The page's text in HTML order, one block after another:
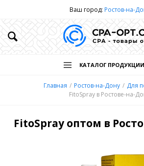
Ваш город: Ростов-на-
КАТАЛОГ ПРОДУКЦИИ
Главная Ростов-на-Дону
Для
FitoSpray в Ростове-на-
FitoSpray оптом в